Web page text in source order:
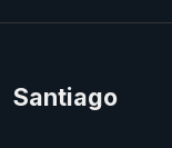
Santiago